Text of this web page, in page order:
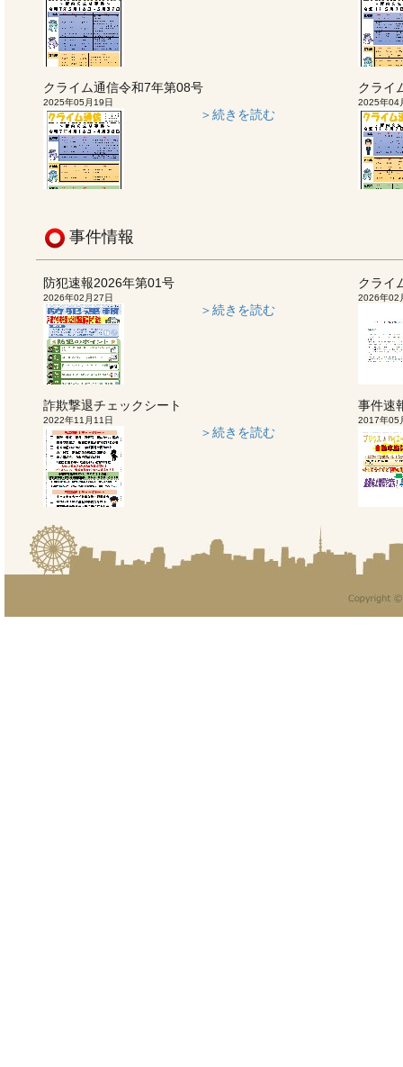
クライム通信令和7年第08号
2025年05月19日
＞続きを読む
クライ
2025年04
事件情報
防犯速報2026年第01号
2026年02月27日
＞続きを読む
クライ
2026年02
詐欺撃退チェックシート
2022年11月11日
＞続きを読む
事件速
2017年05